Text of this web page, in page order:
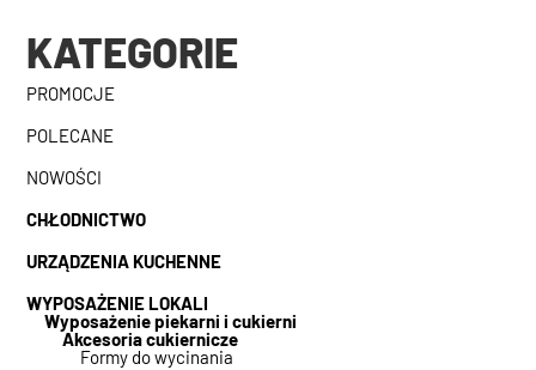
KATEGORIE
PROMOCJE
POLECANE
NOWOŚCI
CHŁODNICTWO
URZĄDZENIA KUCHENNE
WYPOSAŻENIE LOKALI
Wyposażenie piekarni i cukierni
Akcesoria cukiernicze
Formy do wycinania